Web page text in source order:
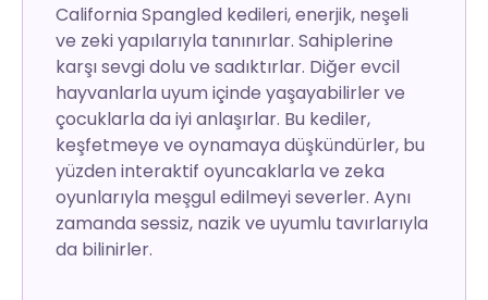
California Spangled kedileri, enerjik, neşeli
ve zeki yapılarıyla tanınırlar. Sahiplerine
karşı sevgi dolu ve sadıktırlar. Diğer evcil
hayvanlarla uyum içinde yaşayabilirler ve
çocuklarla da iyi anlaşırlar. Bu kediler,
keşfetmeye ve oynamaya düşkündürler, bu
yüzden interaktif oyuncaklarla ve zeka
oyunlarıyla meşgul edilmeyi severler. Aynı
zamanda sessiz, nazik ve uyumlu tavırlarıyla
da bilinirler.